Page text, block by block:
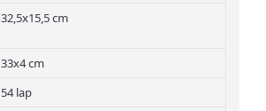
32,5x15,5 cm
33x4 cm
54 lap